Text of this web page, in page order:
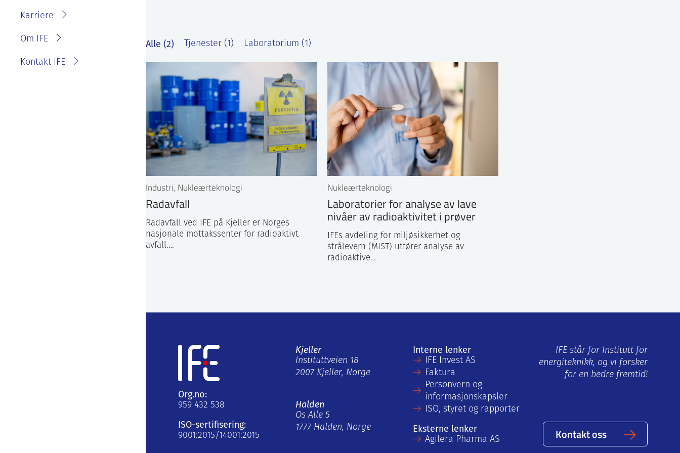
Karriere
Om IFE
Personvernerklæring for
Kontakt IFE
Fakturainformasjon
Varsling eller melde
Alle (2) Tjenester (1) Laboratorium (1)
Industri, Nukleærteknologi
Radavfall
Radavfall ved IFE på Kjeller er Norges
nasjonale mottakssenter for radioaktivt
avfall.…
Nukleærteknologi
Laboratorier for analyse av lave
nivåer av radioaktivitet i prøver
IFEs avdeling for miljøsikkerhet og
strålevern (MIST) utfører analyse av
radioaktive…
Org.no:
959 432 538
ISO-sertifisering:
9001:2015/14001:2015
Kjeller
Instituttveien 18
2007 Kjeller, Norge
Halden
Os Alle 5
1777 Halden, Norge
Interne lenker
IFE Invest AS
Faktura
Personvern og
informasjonskapsler
ISO, styret og rapporter
Eksterne lenker
Agilera Pharma AS
IFE står for Institutt for
energiteknikk, og vi forsker
for en bedre fremtid!
Kontakt oss